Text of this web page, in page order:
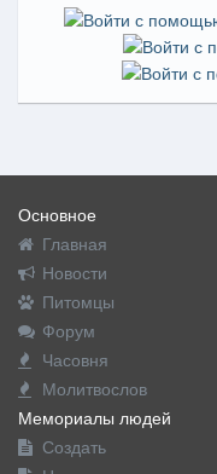
Основное
Главная
Новости
Питомцы
Форум
Часовня
Молитвослов
Мемориалы людей
Создать